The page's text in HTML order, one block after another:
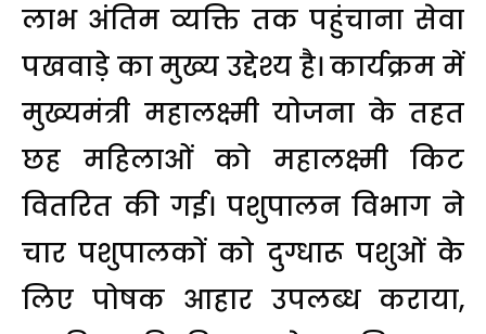
लाभ अंतिम व्यक्ति तक पहुंचाना सेवा
पखवाड़े का मुख्य उद्देश्य है। कार्यक्रम में
मुख्यमंत्री महालक्ष्मी योजना के तहत
छह महिलाओं को महालक्ष्मी किट
वितरित की गई। पशुपालन विभाग ने
चार पशुपालकों को दुग्धारू पशुओं के
लिए पोषक आहार उपलब्ध कराया,